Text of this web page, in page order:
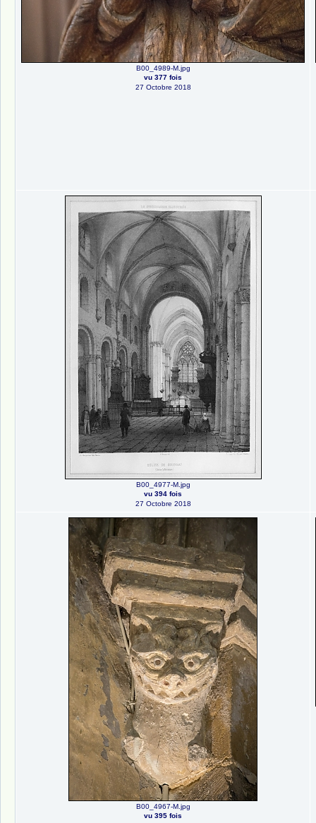
B00_4989-M.jpg
vu 377 fois
27 Octobre 2018
B00_4977-M.jpg
vu 394 fois
27 Octobre 2018
B00_4967-M.jpg
vu 395 fois